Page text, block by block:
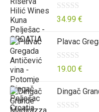
d
5
n
o
o
d
5
e
n
e
n
o
o
d
O
j
e
n
e
n
34.99 €
Plavac
O
j
e
19.00 €
Dingač